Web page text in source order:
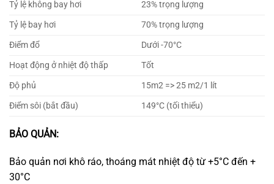
Tỷ lệ không bay hơi
23% trọng lượng
Tỷ lệ bay hơi
70% trọng lượng
Điểm đổ
Dưới -70°C
Hoạt động ở nhiệt độ thấp
Tốt
Độ phủ
15m2 => 25 m2/1 lít
Điểm sôi (bắt đầu)
149°C (tối thiểu)
BẢO QUẢN:
Bảo quản nơi khô ráo, thoáng mát nhiệt độ từ +5°C đến +
30°C